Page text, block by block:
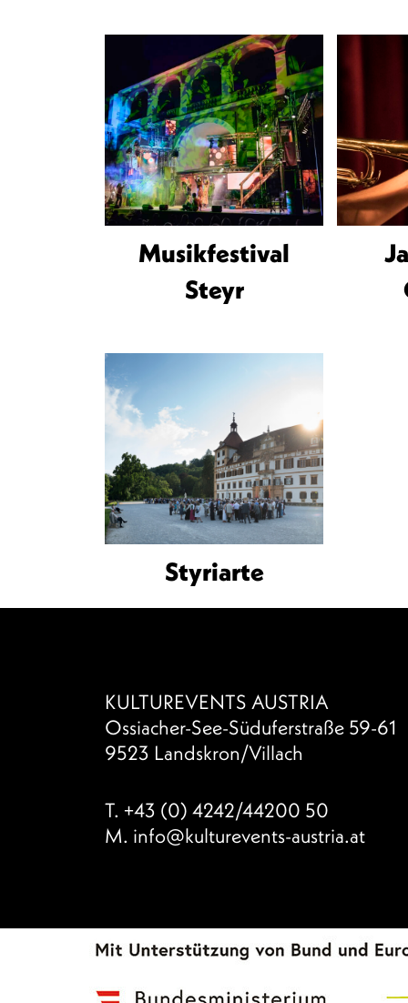
Musikfestival
Steyr
Styriarte
KULTUREVENTS AUSTRIA
Ossiacher-See-Süduferstraße 59-61
9523 Landskron/Villach
T. +43 (0) 4242/44200 50
M. info@kulturevents-austria.at